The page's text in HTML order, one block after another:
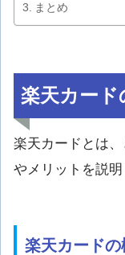
まとめ
楽天カード
楽天カードとは
やメリットを説明
楽天カードの